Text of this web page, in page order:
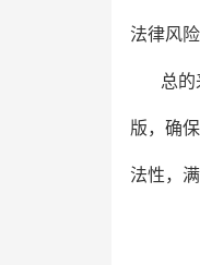
法律风险
总
版，确
法性，